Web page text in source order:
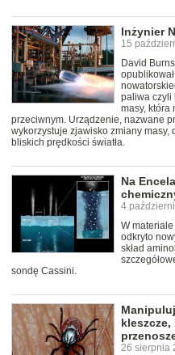
Inżynier
15
David
paliwa czyli
masy, która
przeciwnym. Urządzenie, nazwane
wykorzystuje zjawisko zmiany
bliskich prędkości światła.
Na
4
W
odkryto
skład
sondę Cassini.
26 sierpnia